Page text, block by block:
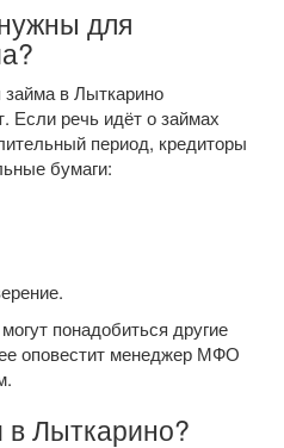
для
в Лыткарино
Если речь идёт о займах
период, кредиторы
бумаги:
понадобиться другие
оповестит менеджер МФО
в Лыткарино?